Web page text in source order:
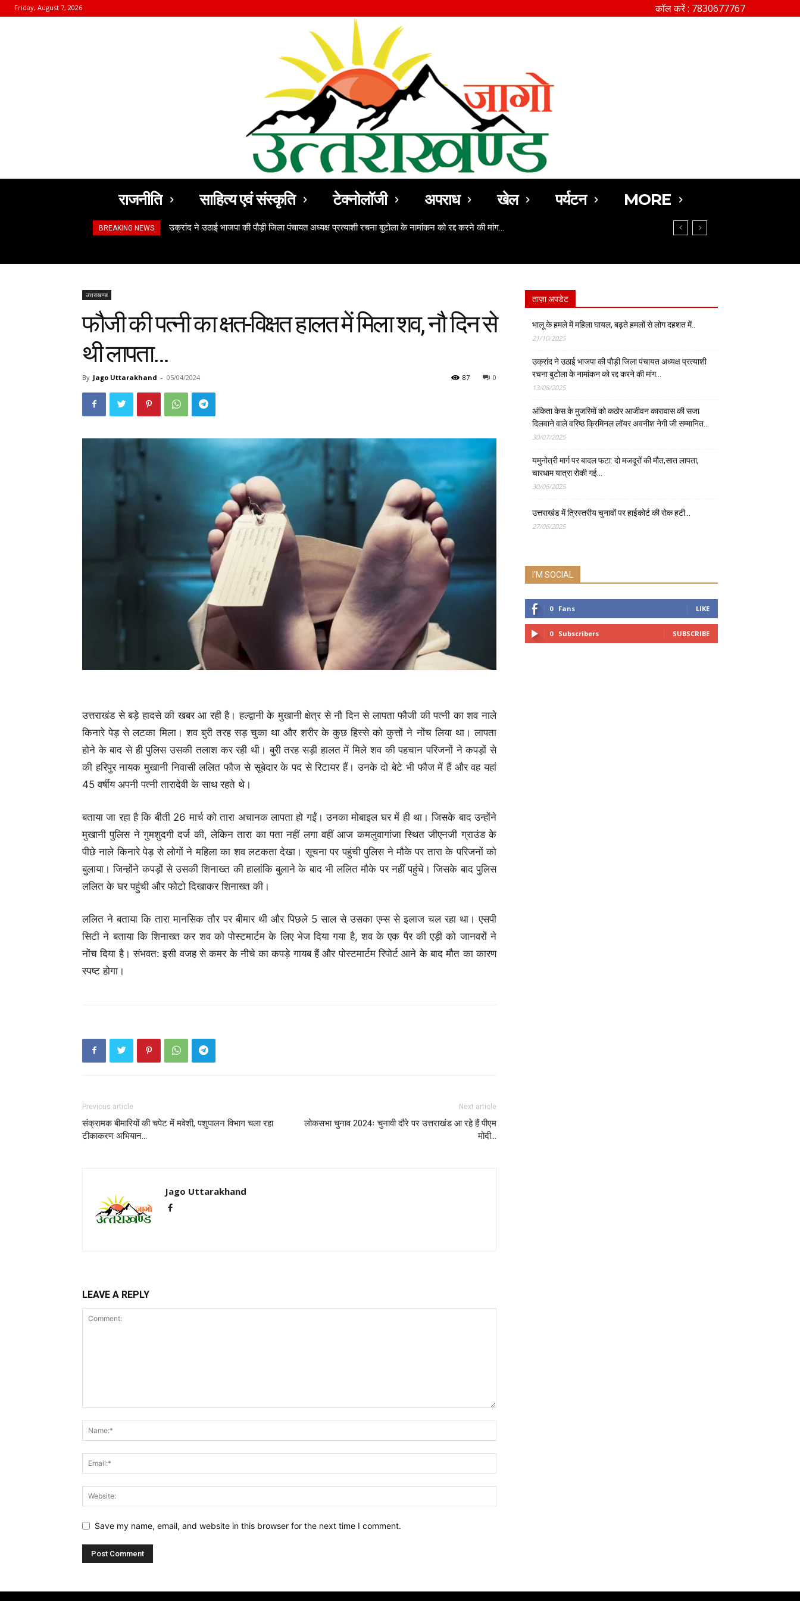
Friday, August 7, 2026 कॉल करें : 7830677767
राजनीति साहित्य एवं संस्कृति टेक्नोलॉजी अपराध खेल पर्यटन MORE
BREAKING NEWS उक्रांद ने उठाई भाजपा की पौड़ी जिला पंचायत अध्यक्ष प्रत्याशी रचना बुटोला के नामांकन को रद्द करने की मांग…
उत्तराखण्ड
फौजी की पत्नी का क्षत-विक्षत हालत में मिला शव, नौ दिन से
थी लापता…
By Jago Uttarakhand - 05/04/2024 0
87
उत्तराखंड से बड़े हादसे की खबर आ रही है। हल्द्वानी के मुखानी क्षेत्र से नौ दिन से लापता फौजी की पत्नी का शव नाले
किनारे पेड़ से लटका मिला। शव बुरी तरह सड़ चुका था और शरीर के कुछ हिस्से को कुत्तों ने नोंच लिया था। लापता
होने के बाद से ही पुलिस उसकी तलाश कर रही थी। बुरी तरह सड़ी हालत में मिले शव की पहचान परिजनों ने कपड़ों से
की हरिपुर नायक मुखानी निवासी ललित फौज से सूबेदार के पद से रिटायर हैं। उनके दो बेटे भी फौज में हैं और वह यहां
45 वर्षीय अपनी पत्नी तारादेवी के साथ रहते थे।
बताया जा रहा है कि बीती 26 मार्च को तारा अचानक लापता हो गईं। उनका मोबाइल घर में ही था। जिसके बाद उन्होंने
मुखानी पुलिस ने गुमशुदगी दर्ज की, लेकिन तारा का पता नहीं लगा वहीं आज कमलुवागांजा स्थित जीएनजी ग्राउंड के
पीछे नाले किनारे पेड़ से लोगों ने महिला का शव लटकता देखा। सूचना पर पहुंची पुलिस ने मौके पर तारा के परिजनों को
बुलाया। जिन्होंने कपड़ों से उसकी शिनाख्त की हालांकि बुलाने के बाद भी ललित मौके पर नहीं पहुंचे। जिसके बाद पुलिस
ललित के घर पहुंची और फोटो दिखाकर शिनाख्त की।
ललित ने बताया कि तारा मानसिक तौर पर बीमार थी और पिछले 5 साल से उसका एम्स से इलाज चल रहा था। एसपी
सिटी ने बताया कि शिनाख्त कर शव को पोस्टमार्टम के लिए भेज दिया गया है, शव के एक पैर की एड़ी को जानवरों ने
नोंच दिया है। संभवत: इसी वजह से कमर के नीचे का कपड़े गायब हैं और पोस्टमार्टम रिपोर्ट आने के बाद मौत का कारण
स्पष्ट होगा।
Previous article
संक्रामक बीमारियों की चपेट में मवेशी, पशुपालन विभाग चला रहा
टीकाकरण अभियान…
Next article
लोकसभा चुनाव 2024ः चुनावी दौरे पर उत्तराखंड आ रहे हैं पीएम
मोदी…
Jago Uttarakhand
LEAVE A REPLY
Save my name, email, and website in this browser for the next time I comment.
ताज़ा अपडेट
भालू के हमले में महिला घायल, बढ़ते हमलों से लोग दहशत में..
21/10/2025
उक्रांद ने उठाई भाजपा की पौड़ी जिला पंचायत अध्यक्ष प्रत्याशी
रचना बुटोला के नामांकन को रद्द करने की मांग…
13/08/2025
अंकिता केस के मुजरिमों को कठोर आजीवन कारावास की सजा
दिलवाने वाले वरिष्ठ क्रिमिनल लॉयर अवनीश नेगी जी सम्मानित…
30/07/2025
यमुनोत्री मार्ग पर बादल फटा: दो मजदूरों की मौत,सात लापता,
चारधाम यात्रा रोकी गई…
30/06/2025
उत्तराखंड में त्रिस्तरीय चुनावों पर हाईकोर्ट की रोक हटी…
27/06/2025
I'M SOCIAL
0 Fans LIKE
0 Subscribers SUBSCRIBE